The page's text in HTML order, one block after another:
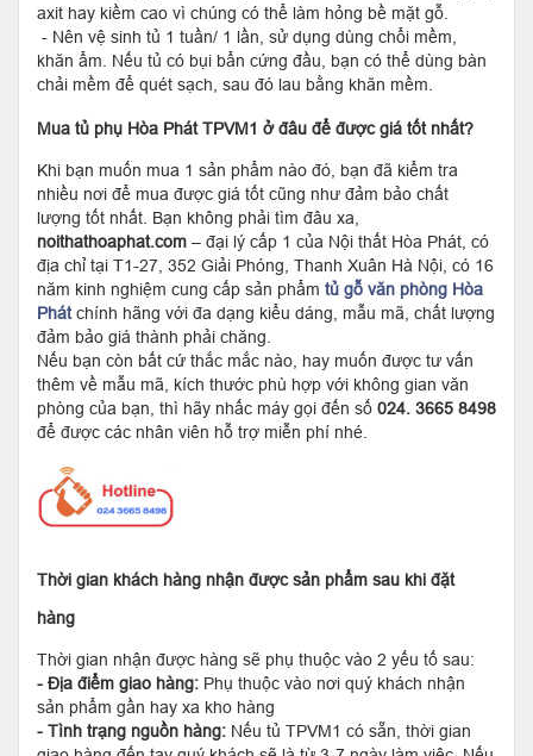
axit hay kiềm cao vì chúng có thể làm hỏng bề mặt gỗ.
- Nên vệ sinh tủ 1 tuần/ 1 lần, sử dụng dùng chổi mềm,
khăn ẩm. Nếu tủ có bụi bẩn cứng đầu, bạn có thể dùng bàn
chải mềm để quét sạch, sau đó lau bằng khăn mềm.
Mua tủ phụ Hòa Phát TPVM1 ở đâu để được giá tốt nhất?
Khi bạn muốn mua 1 sản phẩm nào đó, bạn đã kiểm tra
nhiều nơi để mua được giá tốt cũng như đảm bảo chất
lượng tốt nhất. Bạn không phải tìm đâu xa,
noithathoaphat.com – đại lý cấp 1 của Nội thất Hòa Phát, có
địa chỉ tại T1-27, 352 Giải Phóng, Thanh Xuân Hà Nội, có 16
năm kinh nghiệm cung cấp sản phẩm tủ gỗ văn phòng Hòa
Phátchính hãng với đa dạng kiểu dáng, mẫu mã, chất lượng
đảm bảo giá thành phải chăng.
Nếu bạn còn bất cứ thắc mắc nào, hay muốn được tư vấn
thêm về mẫu mã, kích thước phù hợp với không gian văn
phòng của bạn, thì hãy nhấc máy gọi đến số 024. 3665 8498
để được các nhân viên hỗ trợ miễn phí nhé.
Thời gian khách hàng nhận được sản phẩm sau khi đặt
hàng
Thời gian nhận được hàng sẽ phụ thuộc vào 2 yếu tố sau:
- Địa điểm giao hàng: Phụ thuộc vào nơi quý khách nhận
sản phẩm gần hay xa kho hàng
- Tình trạng nguồn hàng: Nếu tủ TPVM1 có sẵn, thời gian